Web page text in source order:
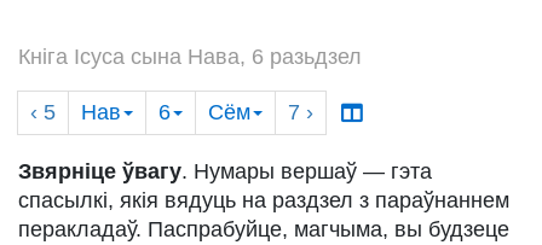
Кніга Ісуса сына Нава, 6 разьдзел
‹ 5 Нав 6 Сём 7 ›
Звярніце ўвагу. Нумары вершаў — гэта
спасылкі, якія вядуць на раздзел з параўнаннем
перакладаў. Паспрабуйце, магчыма, вы будзеце